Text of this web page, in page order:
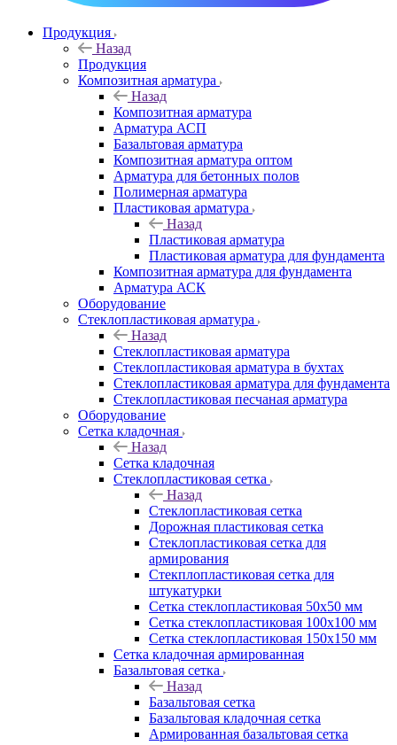
Продукция
Назад
Продукция
Композитная арматура
Назад
Композитная арматура
Арматура АСП
Базальтовая арматура
Композитная арматура оптом
Арматура для бетонных полов
Полимерная арматура
Пластиковая арматура
Назад
Пластиковая арматура
Пластиковая арматура для фундамента
Композитная арматура для фундамента
Арматура АСК
Оборудование
Cтеклопластиковая арматура
Назад
Cтеклопластиковая арматура
Стеклопластиковая арматура в бухтах
Стеклопластиковая арматура для фундамента
Стеклопластиковая песчаная арматура
Оборудование
Сетка кладочная
Назад
Сетка кладочная
Стеклопластиковая сетка
Назад
Стеклопластиковая сетка
Дорожная пластиковая сетка
Стеклопластиковая сетка для
армирования
Стекплопластиковая сетка для
штукатурки
Сетка стеклопластиковая 50x50 мм
Сетка стеклопластиковая 100x100 мм
Сетка стеклопластиковая 150x150 мм
Сетка кладочная армированная
Базальтовая сетка
Назад
Базальтовая сетка
Базальтовая кладочная сетка
Армированная базальтовая сетка